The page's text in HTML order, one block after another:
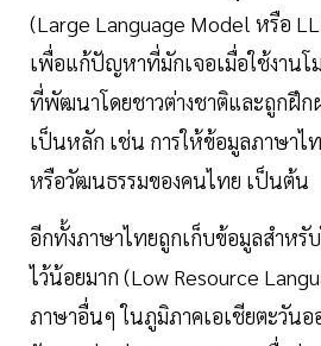
(Large Language Model หรือ
เพื่อแก้ปัญหาที่มักเจอเมื่อใช้งาน
ที่พัฒนาโดยชาวต่างชาติและถูกฝึ
เป็นหลัก เช่น การให้ข้อมูลภาษาไ
หรือวัฒนธรรมของคนไทย เป็นต้น
อีกทั้งภาษาไทยถูกเก็บข้อมูลสำหรั
ไว้น้อยมาก (Low Resource
ภาษาอื่นๆ ในภูมิภาคเอเชียตะวันอ